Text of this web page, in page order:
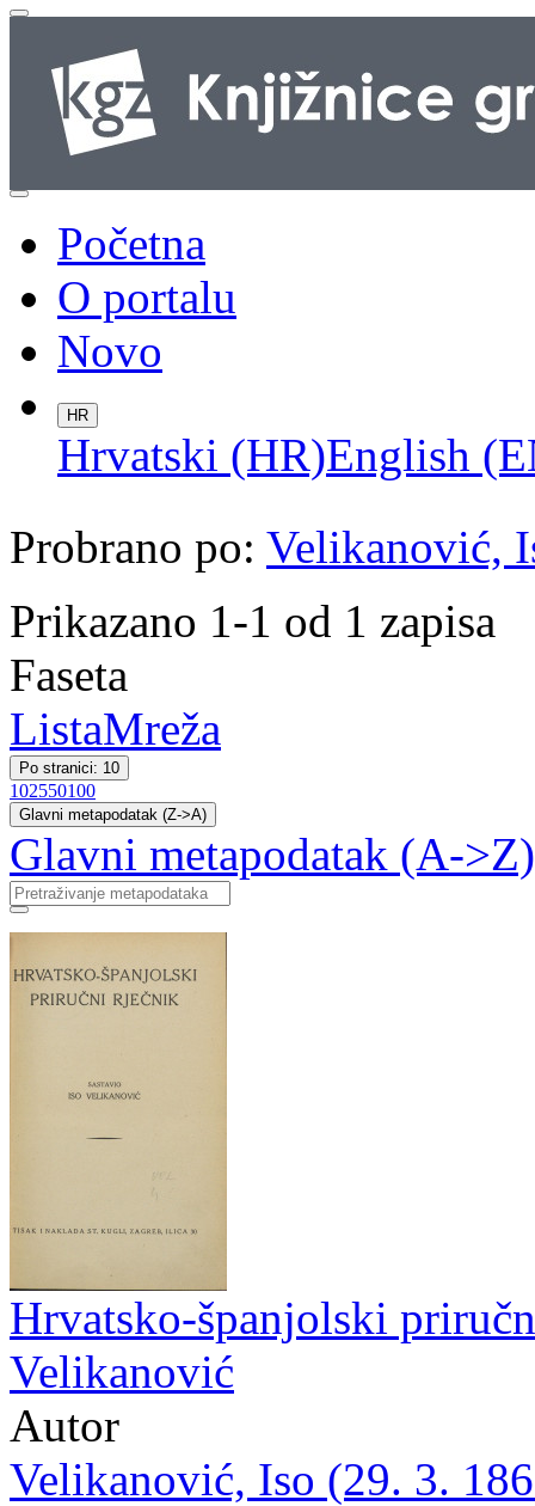
Početna
O portalu
Novo
HR
Hrvatski (HR)English
Probrano po: Velikanović,
Prikazano 1-1 od 1 zapisa
Faseta
ListaMreža
Po stranici: 10
102550100
Glavni metapodatak (Z->A)
Glavni metapodatak (A->Z)
Hrvatsko-španjolski
Velikanović
Autor
Velikanović, Iso (29. 3.